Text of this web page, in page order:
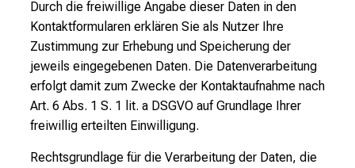
Durch die freiwillige Angabe dieser Daten in den
Kontaktformularen erklären Sie als Nutzer Ihre
Zustimmung zur Erhebung und Speicherung der
jeweils eingegebenen Daten. Die Datenverarbeitung
erfolgt damit zum Zwecke der Kontaktaufnahme nach
Art. 6 Abs. 1 S. 1 lit. a DSGVO auf Grundlage Ihrer
freiwillig erteilten Einwilligung.
Rechtsgrundlage für die Verarbeitung der Daten, die